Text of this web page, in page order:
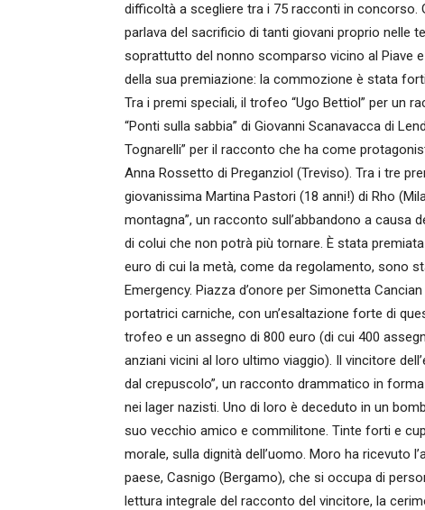
difficoltà a scegliere tra i 75 racconti in concorso.
parlava del sacrificio di tanti giovani proprio nelle
soprattutto del nonno scomparso vicino al Piave
della sua premiazione: la commozione è stata
Tra i premi speciali, il trofeo “Ugo Bettiol” per un
“Ponti sulla sabbia” di Giovanni Scanavacca di
Tognarelli” per il racconto che ha come
Anna Rossetto di Preganziol (Treviso). Tra i tre
giovanissima Martina Pastori (18 anni!) di Rho
montagna”, un racconto sull’abbandono a causa
di colui che non potrà più tornare. È stata
euro di cui la metà, come da regolamento, sono
Emergency. Piazza d’onore per Simonetta
portatrici carniche, con un’esaltazione forte di
trofeo e un assegno di 800 euro (di cui 400
anziani vicini al loro ultimo viaggio). Il vincitore
dal crepuscolo”, un racconto drammatico in
nei lager nazisti. Uno di loro è deceduto in un
suo vecchio amico e commilitone. Tinte forti e
morale, sulla dignità dell’uomo. Moro ha ricevuto
paese, Casnigo (Bergamo), che si occupa di
lettura integrale del racconto del vincitore, la